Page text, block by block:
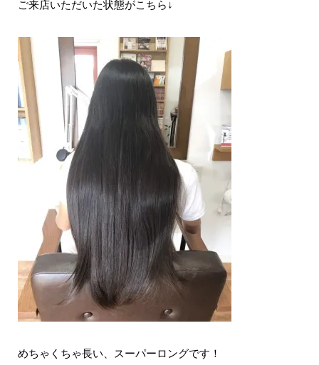
ご来店いただいた状態がこちら↓
めちゃくちゃ長い、スーパーロングです！